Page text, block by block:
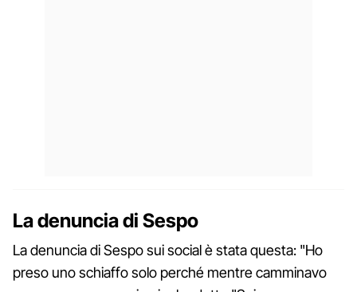
La denuncia di Sespo
La denuncia di Sespo sui social è stata questa: "Ho
preso uno schiaffo solo perché mentre camminavo